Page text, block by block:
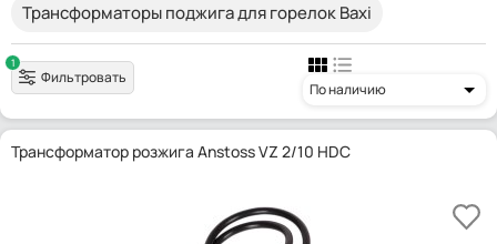
Трансформаторы поджига для горелок Baxi
1
Фильтровать
По наличию
Трансформатор розжига Anstoss VZ 2/10 HDC